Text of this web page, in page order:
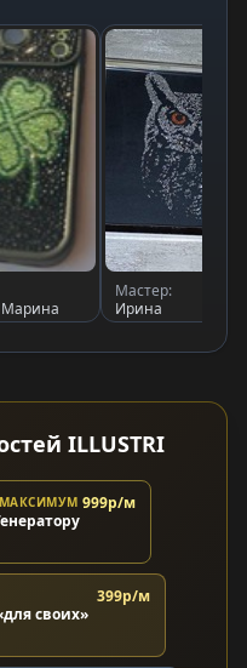
Мастер:
Ирина
ILLUSTRI
999р/м
своих»
399р/м